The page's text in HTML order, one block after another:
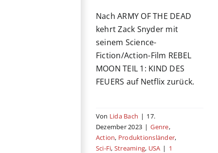
Nach ARMY OF THE DEAD
kehrt Zack Snyder mit
seinem Science-
Fiction/Action-Film REBEL
MOON TEIL 1: KIND DES
FEUERS auf Netflix zurück.
Von Lida Bach | 17.
Dezember 2023 | Genre,
Action, Produktionsländer,
Sci-Fi, Streaming, USA | 1